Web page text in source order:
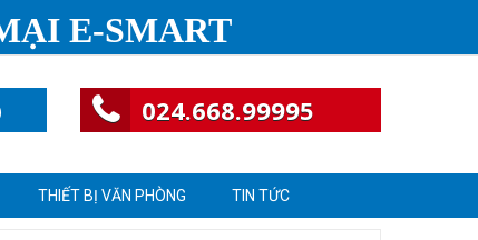
E-SMART
024.668.99995
THIẾT BỊ VĂN PHÒNG TIN TỨC